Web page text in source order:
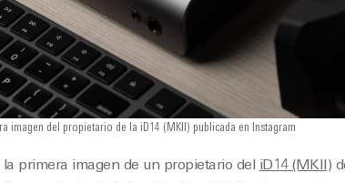
imagen del propietario de la iD14 (MKII) publicada en Instagram
primera imagen de un propietario del iD14 (MKII)